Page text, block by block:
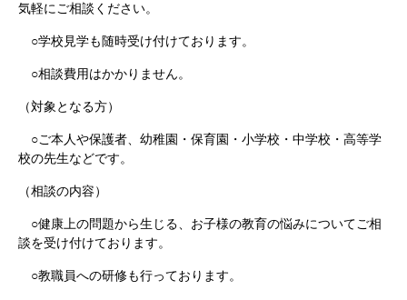
気軽にご相談ください。
○学校見学も随時受け付けております。
○相談費用はかかりません。
（対象となる方）
○ご本人や保護者、幼稚園・保育園・小学校・中学校・高等学
校の先生などです。
（相談の内容）
○健康上の問題から生じる、お子様の教育の悩みについてご相
談を受け付けております。
○教職員への研修も行っております。